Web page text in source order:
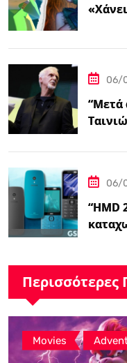
06/
“Μετά
06/
“HMD
Περισσότερες
Movies ,